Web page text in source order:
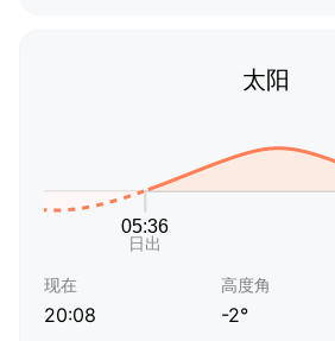
太阳
现在
20:08
高度角
-2°